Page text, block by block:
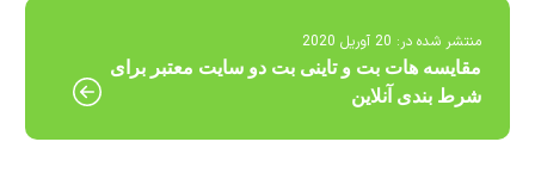
منتشر شده در: 20 آوریل 2020
مقایسه هات بت و تاینی بت دو سایت معتبر برای
شرط بندی آنلاین